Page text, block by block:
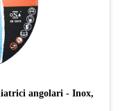
angolari - Inox,